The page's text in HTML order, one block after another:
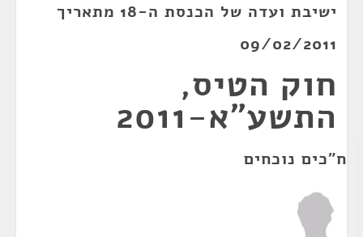
ישיבת ועדה של הכנסת ה-18 מתאריך
09/02/2011
חוק הטיס,
התשע"א-2011
ח"כים נוכחים